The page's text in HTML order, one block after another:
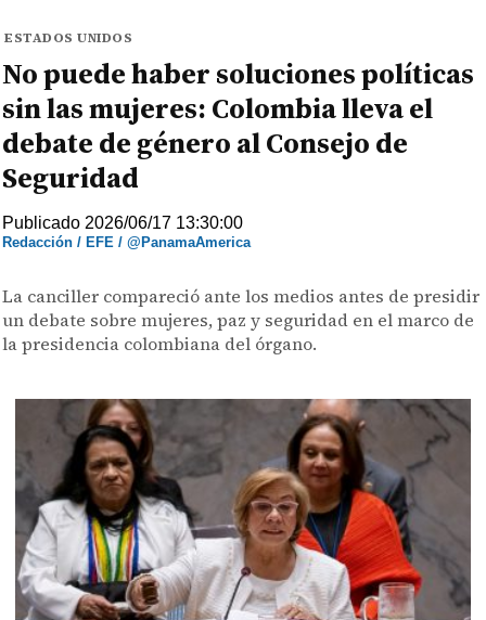
ESTADOS UNIDOS
No puede haber soluciones políticas
sin las mujeres: Colombia lleva el
debate de género al Consejo de
Seguridad
Publicado 2026/06/17 13:30:00
Redacción / EFE / @PanamaAmerica
La canciller compareció ante los medios antes de presidir
un debate sobre mujeres, paz y seguridad en el marco de
la presidencia colombiana del órgano.